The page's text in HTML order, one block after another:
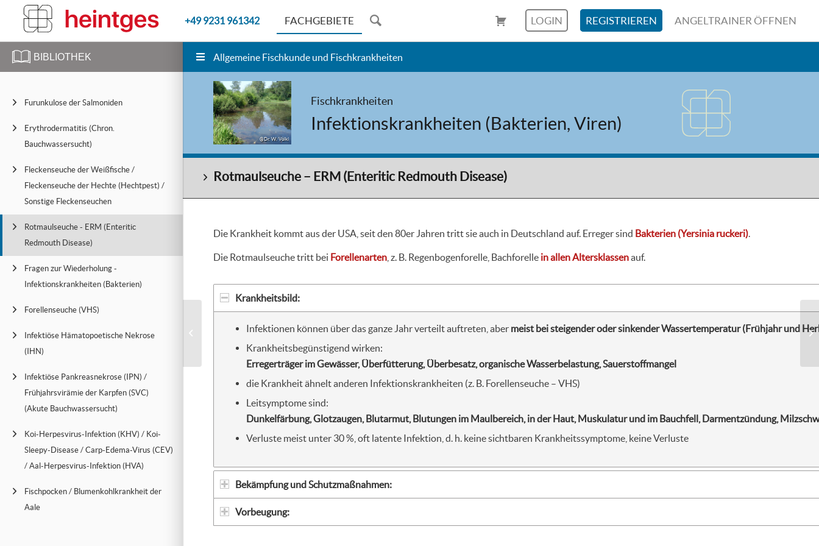
BIBLIOTHEK
Furunkulose der Salmoniden
Erythrodermatitis (Chron.
Bauchwassersucht)
Fleckenseuche der Weißfische /
Fleckenseuche der Hechte (Hechtpest) /
Sonstige Fleckenseuchen
Rotmaulseuche - ERM (Enteritic
Redmouth Disease)
Fragen zur Wiederholung -
Infektionskrankheiten (Bakterien)
Forellenseuche (VHS)
Infektiöse Hämatopoetische Nekrose
(IHN)
Infektiöse Pankreasnekrose (IPN) /
Frühjahrsvirämie der Karpfen (SVC)
(Akute Bauchwassersucht)
Koi-Herpesvirus-Infektion (KHV) / Koi-
Sleepy-Disease / Carp-Edema-Virus (CEV)
/ Aal-Herpesvirus-Infektion (HVA)
Fischpocken / Blumenkohlkrankheit der
Aale
+49 9231 961342 FACHGEBIETE LOGIN REGISTRIEREN ANGELTRAINER ÖFFNEN
Allgemeine Fischkunde und Fischkrankheiten
@Dr. W. Völkl
Fischkrankheiten
Infektionskrankheiten (Bakterien, Viren)
Rotmaulseuche – ERM (Enteritic Redmouth Disease)
Die Krankheit kommt aus der USA, seit den 80er Jahren tritt sie auch in Deutschland auf. Erreger sind Bakterien (Yersinia ruckeri)
Die Rotmaulseuche tritt bei Forellenarten , z. B. Regenbogenforelle, Bachforelle in allen Altersklassenauf.
Krankheitsbild:
Infektionen können über das ganze Jahr verteilt auftreten, aber meist bei steigender oder sinkender Wassertemperatur (Frühjahr und
Krankheitsbegünstigend wirken:
Erregerträger im Gewässer, Überfütterung, Überbesatz, organische Wasserbelastung, Sauerstoffmangel
die Krankheit ähnelt anderen Infektionskrankheiten (z. B. Forellenseuche – VHS)
Leitsymptome sind:
Dunkelfärbung, Glotzaugen, Blutarmut, Blutungen im Maulbereich, in der Haut, Muskulatur und im Bauchfell, Darmentzündung,
Verluste meist unter 30 %, oft latente Infektion, d. h. keine sichtbaren Krankheitssymptome, keine Verluste
Bekämpfung und Schutzmaßnahmen:
Vorbeugung:
Fleckenseuche der Hechte
(Hechtpest) / Sonstige...